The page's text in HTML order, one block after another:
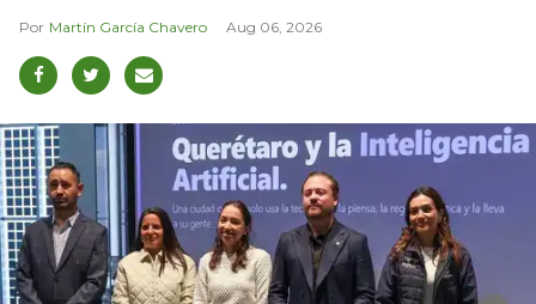
Martín García Chavero Aug 06, 2026